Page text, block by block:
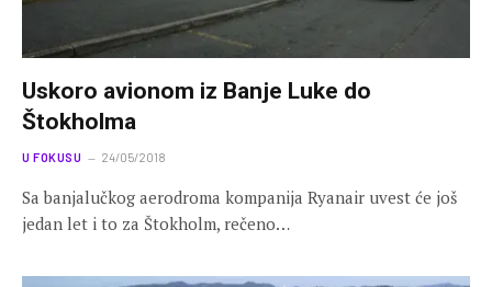
Uskoro avionom iz Banje Luke do
Štokholma
U FOKUSU 24/05/2018
Sa banjalučkog aerodroma kompanija Ryanair uvest će još
jedan let i to za Štokholm, rečeno…